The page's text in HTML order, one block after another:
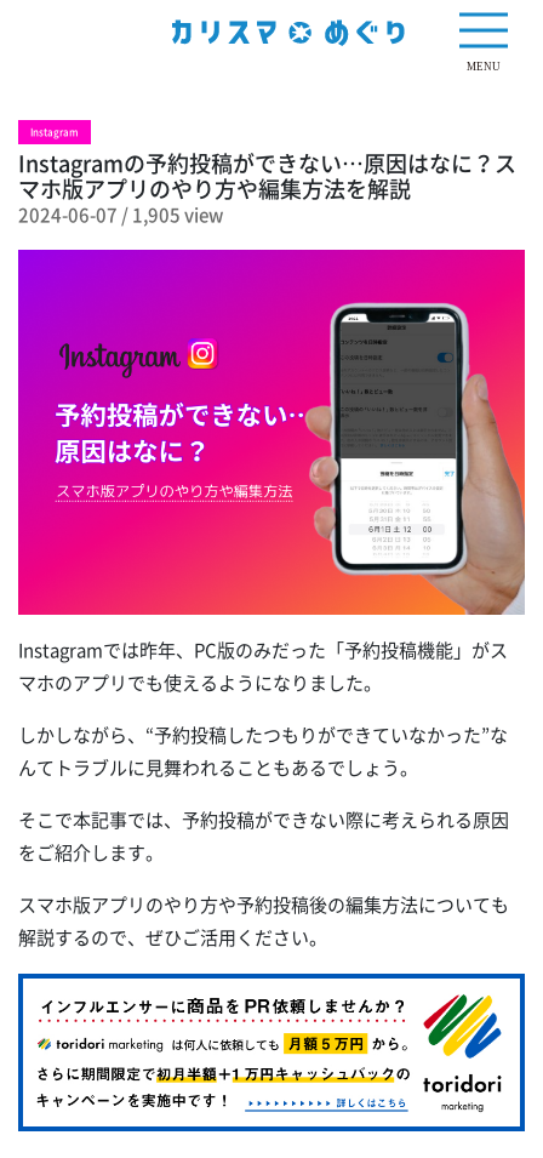
MENU
Instagram
Instagramの予約投稿ができない…原因はなに？ス
マホ版アプリのやり方や編集方法を解説
2024-06-07 /1,905 view
Instagramでは昨年、PC版のみだった「予約投稿機能」がス
マホのアプリでも使えるようになりました。
しかしながら、“予約投稿したつもりができていなかった”な
んてトラブルに見舞われることもあるでしょう。
そこで本記事では、予約投稿ができない際に考えられる原因
をご紹介します。
スマホ版アプリのやり方や予約投稿後の編集方法についても
解説するので、ぜひご活用ください。